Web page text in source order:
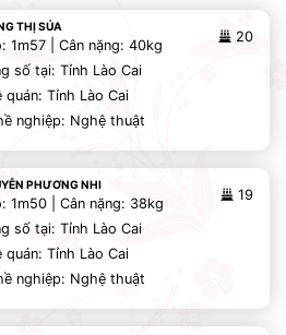
THỊ SÚA
20
1m57 | Cân nặng: 40kg
số tại: Tỉnh Lào Cai
quán: Tỉnh Lào Cai
nghiệp: Nghệ thuật
PHƯƠNG NHI
19
1m50 | Cân nặng: 38kg
số tại: Tỉnh Lào Cai
quán: Tỉnh Lào Cai
nghiệp: Nghệ thuật